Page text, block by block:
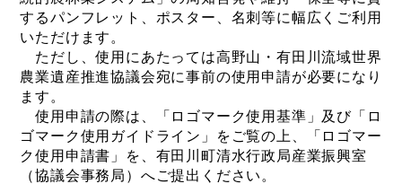
するパンフレット、ポスター、名刺等に幅広くご利用
いただけます。
ただし、使用にあたっては高野山・有田川流域世界
農業遺産推進協議会宛に事前の使用申請が必要になり
ます。
使用申請の際は、「ロゴマーク使用基準」及び「ロ
ゴマーク使用ガイドライン」をご覧の上、「ロゴマー
ク使用申請書」を、有田川町清水行政局産業振興室
（協議会事務局）へご提出ください。